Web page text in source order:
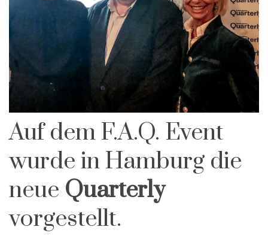
Auf dem F.A.Q. Event
wurde in Hamburg die
neue Quarterly
vorgestellt.